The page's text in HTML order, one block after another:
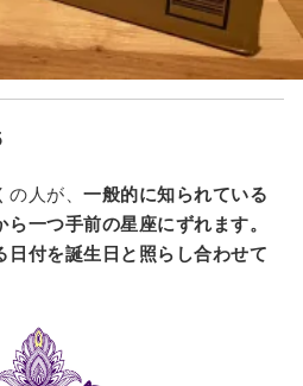
の人が、一般的に知られている
一つ手前の星座にずれます。
日付を誕生日と照らし合わせて